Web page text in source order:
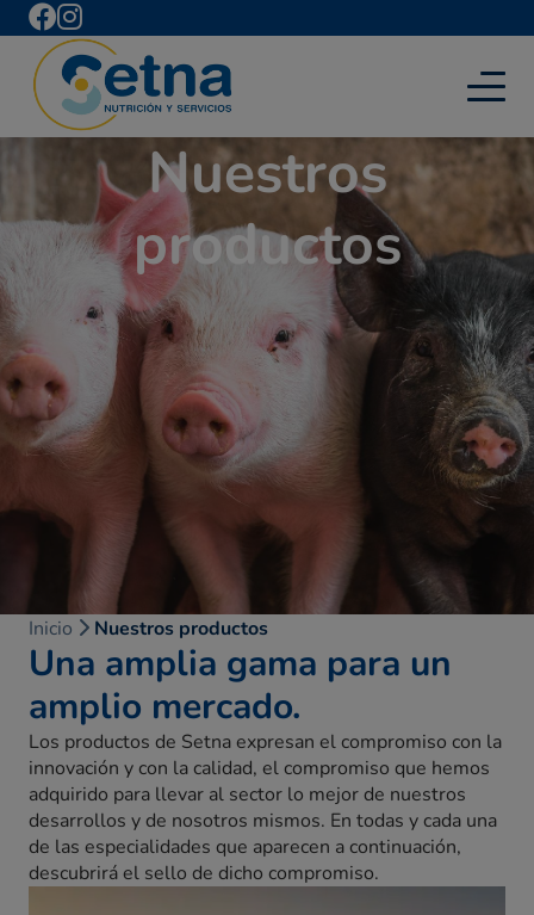
Nuestros
productos
Inicio Nuestros productos
Una amplia gama para un
amplio mercado.
Los productos de Setna expresan el compromiso con la
innovación y con la calidad, el compromiso que hemos
adquirido para llevar al sector lo mejor de nuestros
desarrollos y de nosotros mismos. En todas y cada una
de las especialidades que aparecen a continuación,
descubrirá el sello de dicho compromiso.